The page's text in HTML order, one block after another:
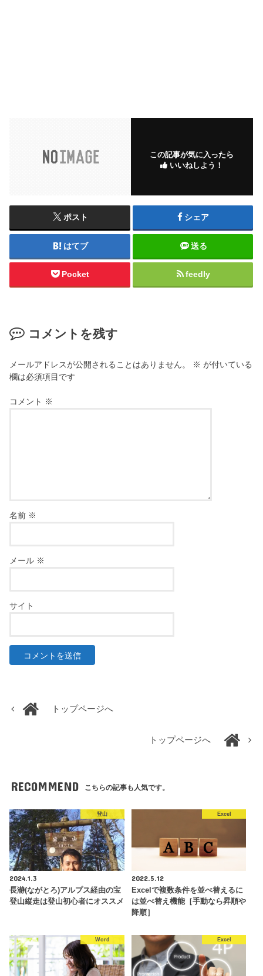
この記事が気に入ったら
いいねしよう！
ポスト シェア
はてブ 送る
Pocket feedly
コメントを残す
メールアドレスが公開されることはありません。 ※ が付いている
欄は必須項目です
コメント ※
名前 ※
メール ※
サイト
トップページへ
トップページへ
RECOMMEND こちらの記事も人気です。
登山
2024.1.3
長瀞(ながとろ)アルプス経由の宝
登山縦走は登山初心者にオススメ
Excel
2022.5.12
Excelで複数条件を並べ替えるに
は並べ替え機能［手動なら昇順や
降順］
Word Excel